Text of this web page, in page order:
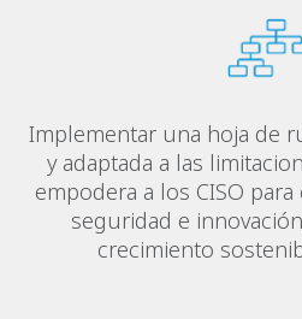
Implementar una hoja de
y adaptada a las
empodera a los CISO
seguridad e
crecimiento